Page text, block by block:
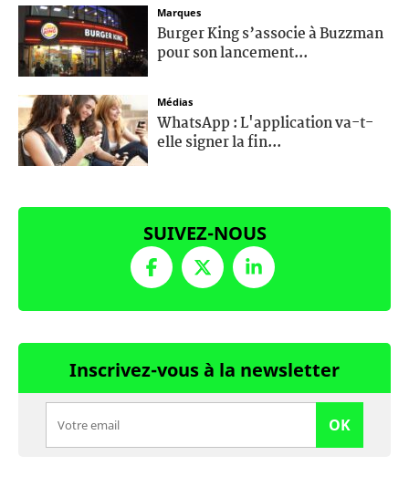
Marques
Burger King s’associe à Buzzman
pour son lancement...
Médias
WhatsApp : L'application va-t-
elle signer la fin...
SUIVEZ-NOUS
Inscrivez-vous à la newsletter
OK